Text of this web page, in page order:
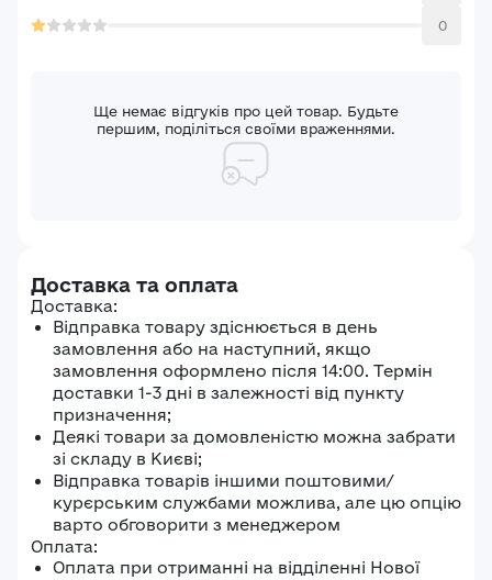
0
Ще немає відгуків про цей товар. Будьте
першим, поділіться своїми враженнями.
Доставка та оплата
Доставка:
Відправка товару здіснюється в день
замовлення або на наступний, якщо
замовлення оформлено після 14:00. Термін
доставки 1-3 дні в залежності від пункту
призначення;
Деякі товари за домовленістю можна забрати
зі складу в Києві;
Відправка товарів іншими поштовими/
курєрським службами можлива, але цю опцію
варто обговорити з менеджером
Оплата:
Оплата при отриманні на відділенні Нової